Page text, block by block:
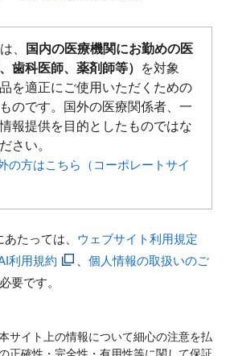
、
国内の医療機関にお勤めの医
歯科医師、薬剤師等）
を対象
を適正にご使用いただくための
のです。国外の医療関係者、一
報提供を目的としたものではな
さい。
の方はこちら（コーポレートサイ
たっては、 ウェブサイト利用規定
利用規約
個人情報の取扱いのご
要です。
サイト上の情報について細心の注意を払
正確性・完全性・有用性等に関して保証